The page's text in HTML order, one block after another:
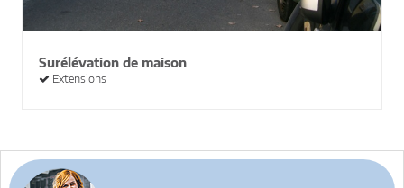
Surélévation de maison
Extensions